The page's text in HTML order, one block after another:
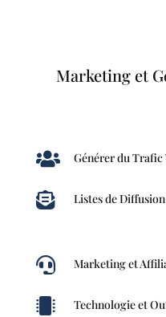
Marketing et
 Générer du Trafic
 Listes de Diffusion
 Marketing et
 Technologie et